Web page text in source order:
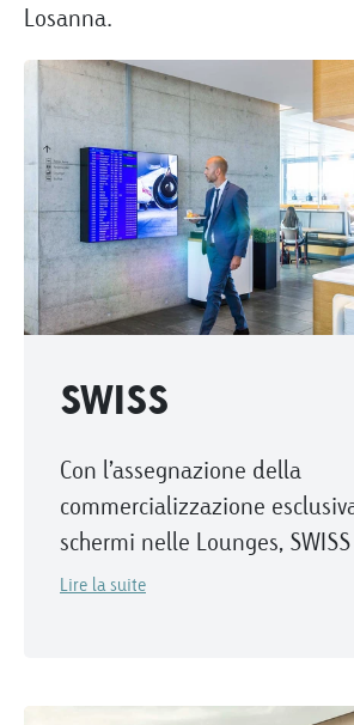
Losanna.
SWISS
Con l’assegnazione della
commercializzazione
schermi nelle Lounges,
nostra esperienza pluriennale
Lire la suite